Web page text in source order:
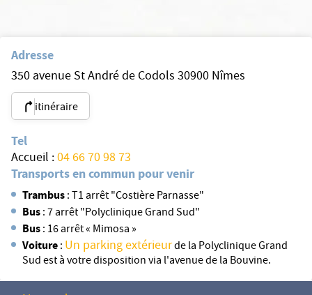
Adresse
350 avenue St André de Codols 30900 Nîmes
itinéraire
Tel
Accueil :04 66 70 98 73
Transports en commun pour venir
Trambus: T1 arrêt "Costière Parnasse"
Bus: 7 arrêt "Polyclinique Grand Sud"
Bus: 16 arrêt « Mimosa »
Voiture: Un parking extérieurde la Polyclinique Grand
Sud est à votre disposition via l'avenue de la Bouvine.